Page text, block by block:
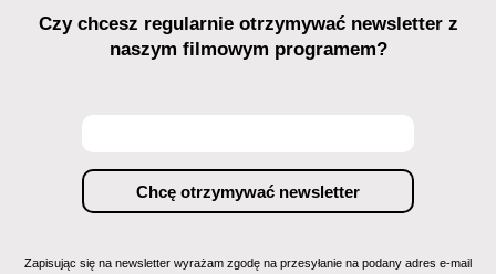
Czy chcesz regularnie otrzymywać newsletter z
naszym filmowym programem?
Zapisując się na newsletter wyrażam zgodę na przesyłanie na podany adres e-mail